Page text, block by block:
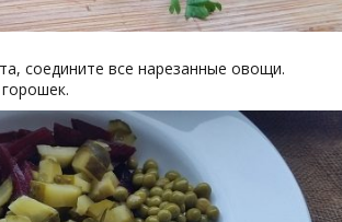
соедините все нарезанные овощи.